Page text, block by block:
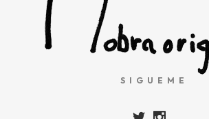
SIGUEME